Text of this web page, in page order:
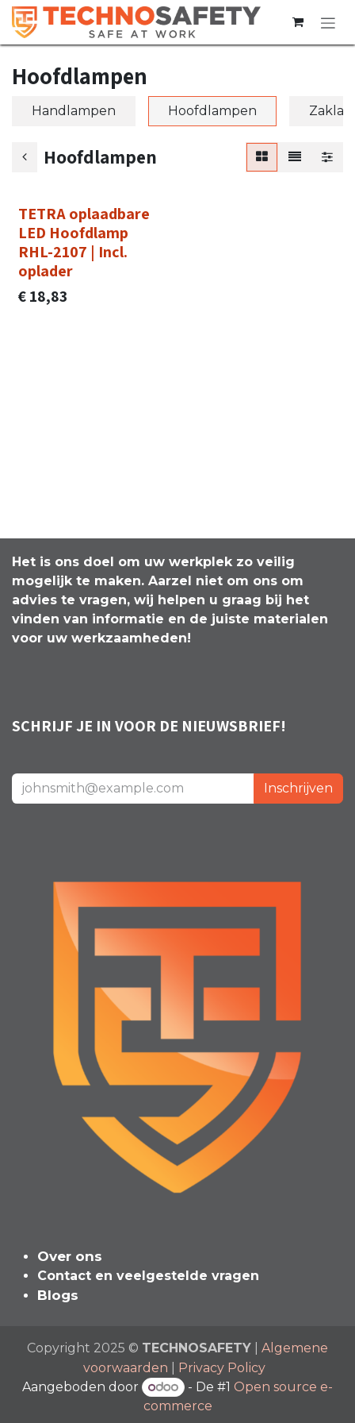
Overslaan naar inhoud
Hoofdlampen
Handlampen Hoofdlampen
Hoofdlampen
TETRA oplaadbare
LED Hoofdlamp
RHL-2107 | Incl.
oplader
€18,83
Het is ons doel om uw werkplek zo veilig
mogelijk te maken. Aarzel niet om ons om
advies te vragen, wij helpen u graag bij het
vinden van informatie en de juiste materialen
voor uw werkzaamheden!
SCHRIJF JE IN VOOR DE NIEUWSBRIEF!
Inschrijven
Over ons
Contact en veelgeste​l​de vragen
Blogs
Copyright 2025 © TECHNOSAFETY
Algemene
voorwaarden
Privacy Policy
Aangeboden door
- De #1 Open source e-
commerce